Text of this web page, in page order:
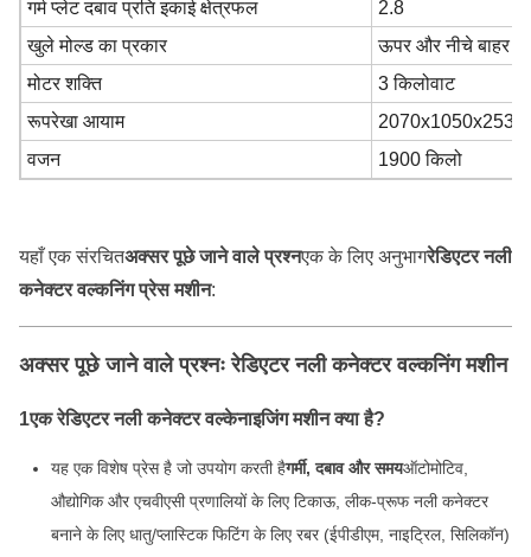
गर्म प्लेट दबाव प्रति इकाई क्षेत्रफल
2.8
खुले मोल्ड का प्रकार
ऊपर और नीचे बाहर
मोटर शक्ति
3 किलोवाट
रूपरेखा आयाम
2070x1050x2530
वजन
1900 किलो
यहाँ एक संरचितअक्सर पूछे जाने वाले प्रश्नएक के लिए अनुभागरेडिएटर नली
कनेक्टर वल्कनिंग प्रेस मशीन:
अक्सर पूछे जाने वाले प्रश्नः रेडिएटर नली कनेक्टर वल्कनिंग मशीन
1एक रेडिएटर नली कनेक्टर वल्केनाइजिंग मशीन क्या है?
यह एक विशेष प्रेस है जो उपयोग करती हैगर्मी, दबाव और समयऑटोमोटिव,
औद्योगिक और एचवीएसी प्रणालियों के लिए टिकाऊ, लीक-प्रूफ नली कनेक्टर
बनाने के लिए धातु/प्लास्टिक फिटिंग के लिए रबर (ईपीडीएम, नाइट्रिल, सिलिकॉन)